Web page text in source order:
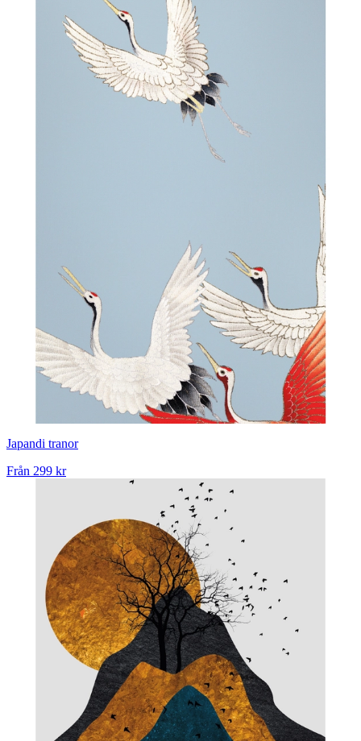
Japandi tranor
Från 299 kr